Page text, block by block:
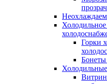
Горки